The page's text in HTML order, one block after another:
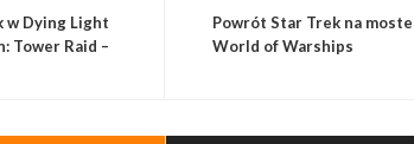
w Dying Light
Tower Raid –
Powrót Star Trek na
World of Warships